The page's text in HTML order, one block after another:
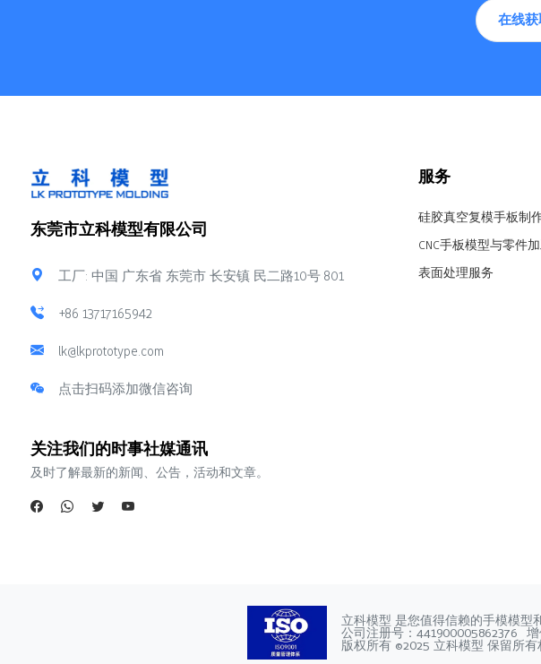
在线
东莞市立科模型有限公司
工厂: 中国 广东省 东莞市 长安镇 民二路10号 801
+86 13717165942
lk@lkprototype.com
点击扫码添加微信咨询
服务
硅胶真空复模手板制
CNC手板模型与零件
表面处理服务
关注我们的时事社媒通讯
及时了解最新的新闻、公告，活动和文章。
立科模型 是您值得信赖的手模模型
公司注册号：441900005862376 增
版权所有 ©2025 立科模型 保留所有